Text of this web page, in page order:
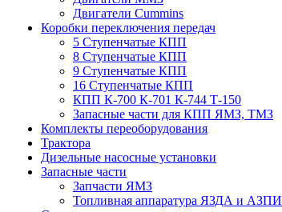
Двигатели Cummins
Коробки переключения передач
5 Ступенчатые КПП
8 Ступенчатые КПП
9 Ступенчатые КПП
16 Ступенчатые КПП
КПП К-700 К-701 К-744 Т-150
Запасные части для КПП ЯМЗ, ТМЗ
Комплекты переоборудования
Трактора
Дизельные насосные установки
Запасные части
Запчасти ЯМЗ
Топливная аппаратура ЯЗДА и АЗПИ